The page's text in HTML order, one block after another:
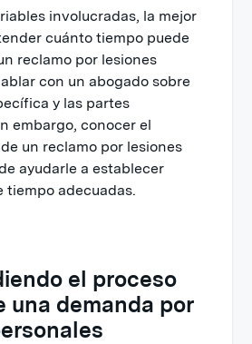
involucradas, la mejor
cuánto tiempo puede
reclamo por lesiones
con un abogado sobre
y las partes
embargo, conocer el
un reclamo por lesiones
ayudarle a establecer
tiempo adecuadas.
el proceso
una demanda por